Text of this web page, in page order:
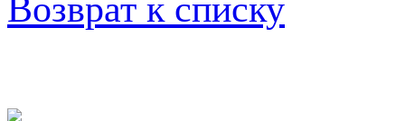
Возврат к списку